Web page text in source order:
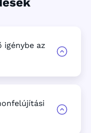
igénybe az